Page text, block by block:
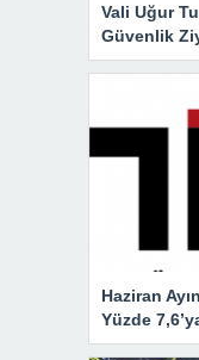
Vali Uğur
Güvenlik
Haziran
Yüzde